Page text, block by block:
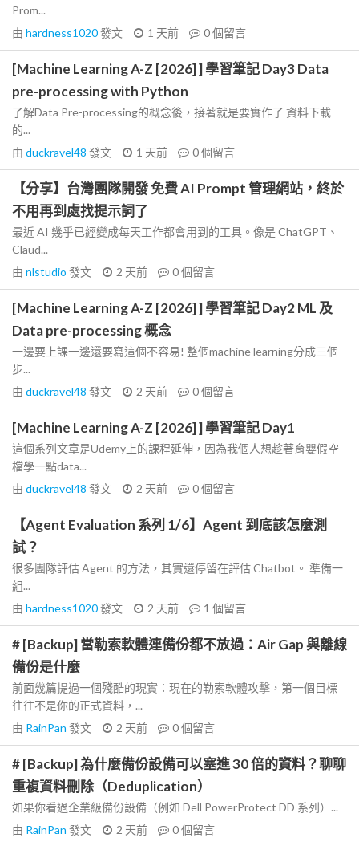
Prom...
由 hardness1020發文 1 天前 0個留言
[Machine Learning A-Z [2026] ] 學習筆記 Day3 Data
pre-processing with Python
了解Data Pre-processing的概念後，接著就是要實作了 資料下載
的...
由 duckravel48 發文 1 天前 0個留言
【分享】台灣團隊開發 免費 AI Prompt 管理網站，終於
不用再到處找提示詞了
最近 AI 幾乎已經變成每天工作都會用到的工具。像是 ChatGPT、
Claud...
由 nlstudio 發文 2 天前 0個留言
[Machine Learning A-Z [2026] ] 學習筆記 Day2 ML 及
Data pre-processing 概念
一邊要上課一邊還要寫這個不容易! 整個machine learning分成三個
步...
由 duckravel48 發文 2 天前 0個留言
[Machine Learning A-Z [2026] ] 學習筆記 Day1
這個系列文章是Udemy上的課程延伸，因為我個人想趁著育嬰假空
檔學一點data...
由 duckravel48 發文 2 天前 0個留言
【Agent Evaluation 系列 1/6】Agent 到底該怎麼測
試？
很多團隊評估 Agent 的方法，其實還停留在評估 Chatbot。 準備一
組...
由 hardness1020發文 2 天前 1 個留言
# [Backup] 當勒索軟體連備份都不放過：Air Gap 與離線
備份是什麼
前面幾篇提過一個殘酷的現實：現在的勒索軟體攻擊，第一個目標
往往不是你的正式資料，...
由 RainPan 發文 2 天前 0個留言
# [Backup] 為什麼備份設備可以塞進 30 倍的資料？聊聊
重複資料刪除（Deduplication）
如果你看過企業級備份設備（例如 Dell PowerProtect DD 系列）...
由 RainPan 發文 2 天前 0個留言